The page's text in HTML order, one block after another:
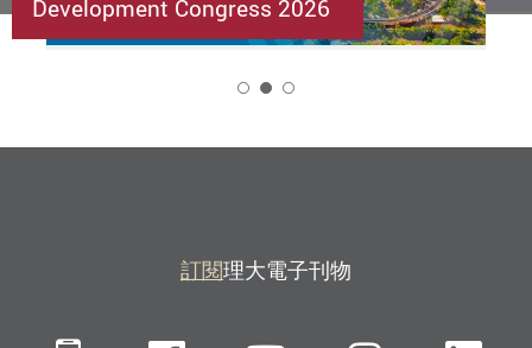
Development Congress 2026
訂閱理大電子刊物